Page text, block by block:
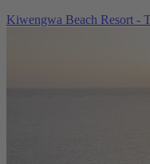
Kiwengwa Beach Resort -